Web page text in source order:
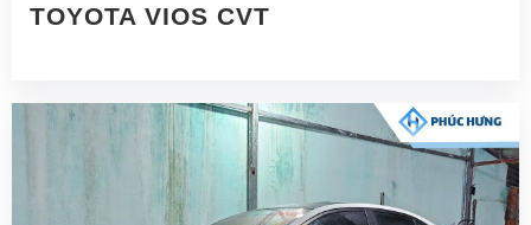
TOYOTA VIOS CVT